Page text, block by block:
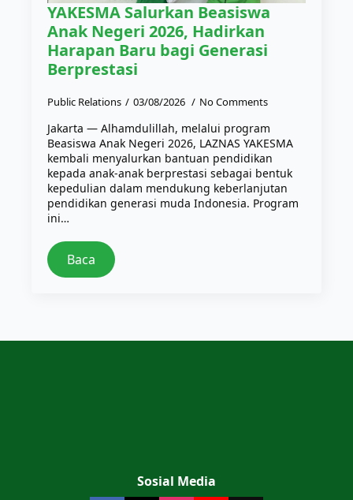
YAKESMA Salurkan Beasiswa
Anak Negeri 2026, Hadirkan
Harapan Baru bagi Generasi
Berprestasi
Public Relations 03/08/2026 No Comments
Jakarta — Alhamdulillah, melalui program
Beasiswa Anak Negeri 2026, LAZNAS YAKESMA
kembali menyalurkan bantuan pendidikan
kepada anak-anak berprestasi sebagai bentuk
kepedulian dalam mendukung keberlanjutan
pendidikan generasi muda Indonesia. Program
ini…
Baca
Sosial Media